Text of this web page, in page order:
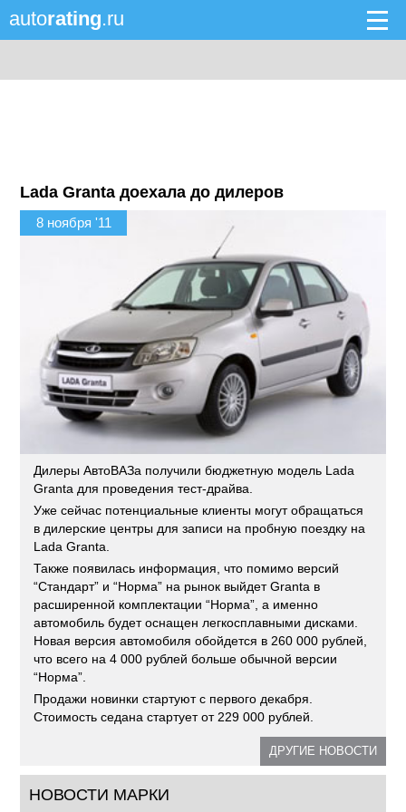
autorating.ru
Lada Granta доехала до дилеров
8 ноября '11
Дилеры АвтоВАЗа получили бюджетную модель Lada
Granta для проведения тест-драйва.
Уже сейчас потенциальные клиенты могут обращаться
в дилерские центры для записи на пробную поездку на
Lada Granta.
Также появилась информация, что помимо версий
“Стандарт” и “Норма” на рынок выйдет Granta в
расширенной комплектации “Норма”, а именно
автомобиль будет оснащен легкосплавными дисками.
Новая версия автомобиля обойдется в 260 000 рублей,
что всего на 4 000 рублей больше обычной версии
“Норма”.
Продажи новинки стартуют с первого декабря.
Стоимость седана стартует от 229 000 рублей.
ДРУГИЕ НОВОСТИ
НОВОСТИ МАРКИ